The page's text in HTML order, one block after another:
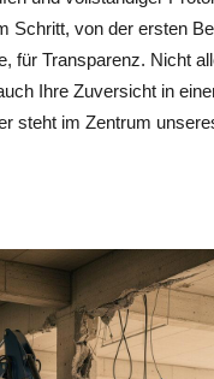
Schritt, von der ersten
für Transparenz. Nicht
Ihre Zuversicht in
steht im Zentrum